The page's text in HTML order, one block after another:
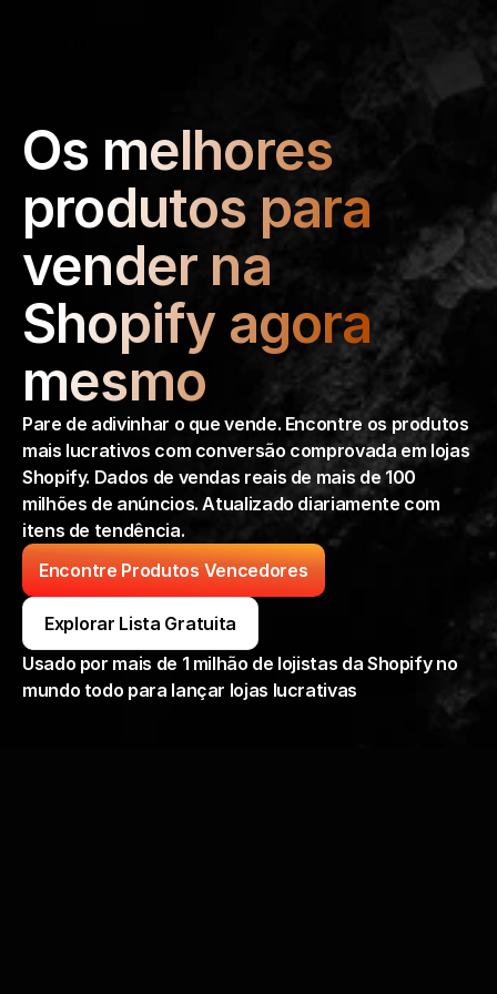
Os melhores
produtos para
vender na
Shopify agora
mesmo
Pare de adivinhar o que vende. Encontre os produtos
mais lucrativos com conversão comprovada em lojas
Shopify. Dados de vendas reais de mais de 100
milhões de anúncios. Atualizado diariamente com
itens de tendência.
Encontre Produtos Vencedores
Explorar Lista Gratuita
Usado por mais de 1 milhão de lojistas da Shopify no
mundo todo para lançar lojas lucrativas